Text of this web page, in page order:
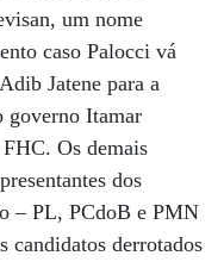
um nome
caso Palocci vá
Jatene para a
governo Itamar
Os demais
dos
– PL, PCdoB e PMN
candidatos derrotados